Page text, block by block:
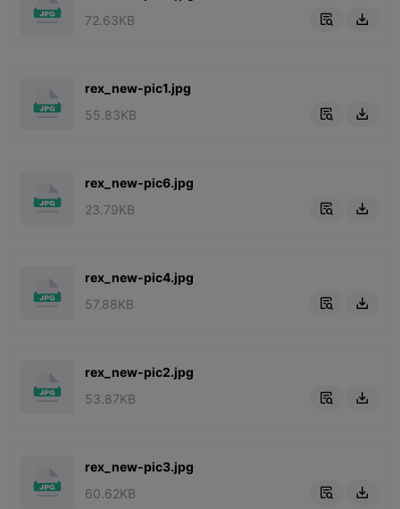
72.63KB
 
rex_new-pic1.jpg
55.83KB
 
rex_new-pic6.jpg
23.79KB
 
rex_new-pic4.jpg
57.88KB
 
rex_new-pic2.jpg
53.87KB
 
rex_new-pic3.jpg
60.62KB
 